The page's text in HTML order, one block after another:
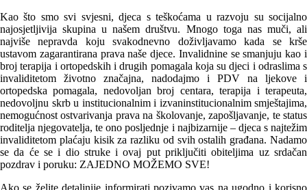
Kao što smo svi svjesni, djeca s teškoćama u razvoju su socijalno
najosjetljivija skupina u našem društvu. Mnogo toga nas muči, ali
najviše nepravda koju svakodnevno doživljavamo kada se krše
ustavom zagarantirana prava naše djece. Invalidnine se smanjuju kao i
broj terapija i ortopedskih i drugih pomagala koja su djeci i odraslima s
invaliditetom životno značajna, nadodajmo i PDV na ljekove i
ortopedska pomagala, nedovoljan broj centara, terapija i terapeuta,
nedovoljnu skrb u institucionalnim i izvaninstitucionalnim smještajima,
nemogućnost ostvarivanja prava na školovanje, zapošljavanje, te status
roditelja njegovatelja, te ono posljednje i najbizarnije – djeca s najtežim
invaliditetom plaćaju kisik za razliku od svih ostalih građana. Nadamo
se da će se i dio struke i ovaj put priključiti obiteljima uz srdačan
pozdrav i poruku: ZAJEDNO MOŽEMO SVE!
Ako se želite detaljnije informirati pozivamo vas na ugodno i korisno